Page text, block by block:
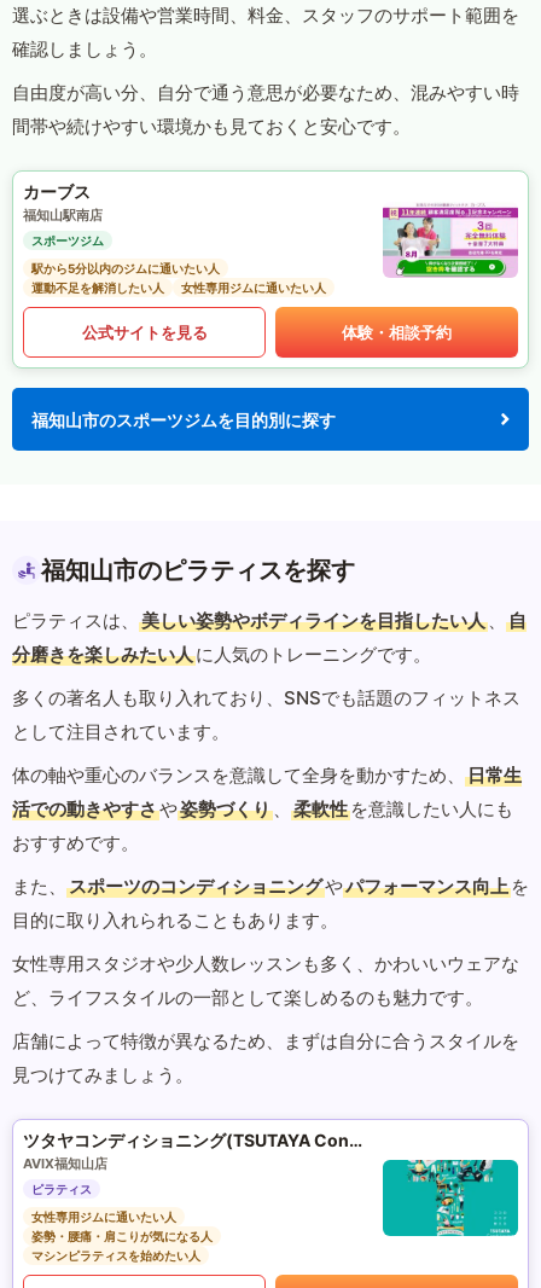
選ぶときは設備や営業時間、料金、スタッフのサポート範囲を
確認しましょう。
自由度が高い分、自分で通う意思が必要なため、混みやすい時
間帯や続けやすい環境かも見ておくと安心です。
カーブス
福知山駅南店
スポーツジム
駅から5分以内のジムに通いたい人
運動不足を解消したい人
女性専用ジムに通いたい人
公式サイトを見る 体験・相談予約
福知山市のスポーツジムを目的別に探す
福知山市のピラティスを探す
ピラティスは、 美しい姿勢やボディラインを目指したい人 、
自
分磨きを楽しみたい人に人気のトレーニングです。
多くの著名人も取り入れており、SNSでも話題のフィットネス
として注目されています。
体の軸や重心のバランスを意識して全身を動かすため、
日常生
活での動きやすさや姿勢づくり 、 柔軟性 を意識したい人にも
おすすめです。
また、
スポーツのコンディショニングやパフォーマンス向上 を
目的に取り入れられることもあります。
女性専用スタジオや少人数レッスンも多く、かわいいウェアな
ど、ライフスタイルの一部として楽しめるのも魅力です。
店舗によって特徴が異なるため、まずは自分に合うスタイルを
見つけてみましょう。
ツタヤコンディショニング(TSUTAYA Conditioning)PILATES
AVIX福知山店
ピラティス
女性専用ジムに通いたい人
姿勢・腰痛・肩こりが気になる人
マシンピラティスを始めたい人